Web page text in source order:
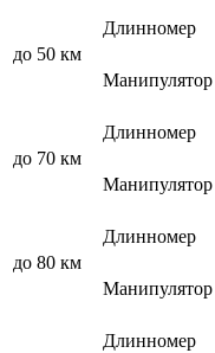
до 50 км
Длинномер
Манипулятор
до 70 км
Длинномер
Манипулятор
до 80 км
Длинномер
Манипулятор
Длинномер